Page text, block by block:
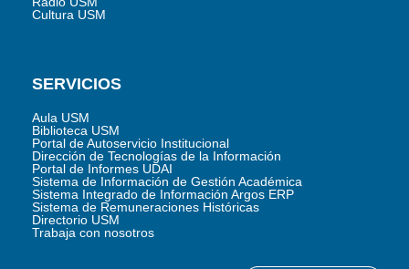
Cultura USM
SERVICIOS
Aula USM
Biblioteca USM
Portal de Autoservicio Institucional
Dirección de Tecnologías de la Información
Portal de Informes UDAI
Sistema de Información de Gestión Académica
Sistema Integrado de Información Argos ERP
Sistema de Remuneraciones Históricas
Directorio USM
Trabaja con nosotros